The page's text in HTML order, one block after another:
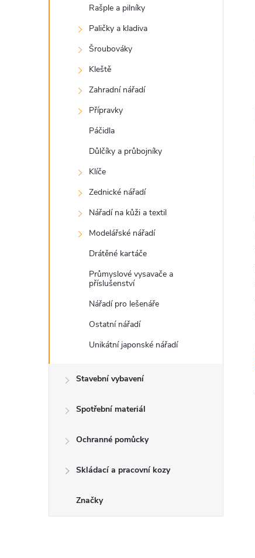
Rašple a pilníky
Paličky a kladiva
Šroubováky
Kleště
Zahradní nářadí
Přípravky
Páčidla
Důlčíky a průbojníky
Klíče
Zednické nářadí
Nářadí na kůži a textil
Modelářské nářadí
Drátěné kartáče
Průmyslové vysavače a
příslušenství
Nářadí pro lešenáře
Ostatní nářadí
Unikátní japonské nářadí
Stavební vybavení
Spotřební materiál
Ochranné pomůcky
Skládací a pracovní kozy
Značky